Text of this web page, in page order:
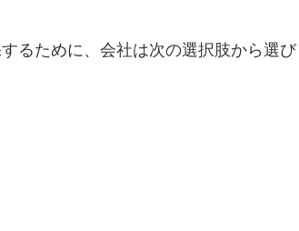
るために、会社は次の選択肢から選び